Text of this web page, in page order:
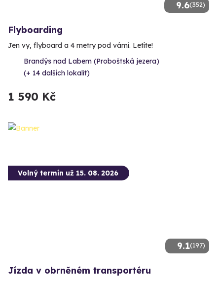
9.6(352)
Flyboarding
Jen vy, flyboard a 4 metry pod vámi. Letíte!
Brandýs nad Labem (Proboštská jezera)
(+ 14 dalších lokalit)
1 590 Kč
9.1(197)
Volný termín už 15. 08. 2026
Jízda v obrněném transportéru